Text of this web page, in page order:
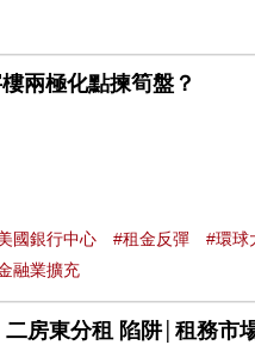
兩極化點揀筍盤？
國銀行中心 #租金反彈
#環球
融業擴充
東分租 陷阱│租務市場│